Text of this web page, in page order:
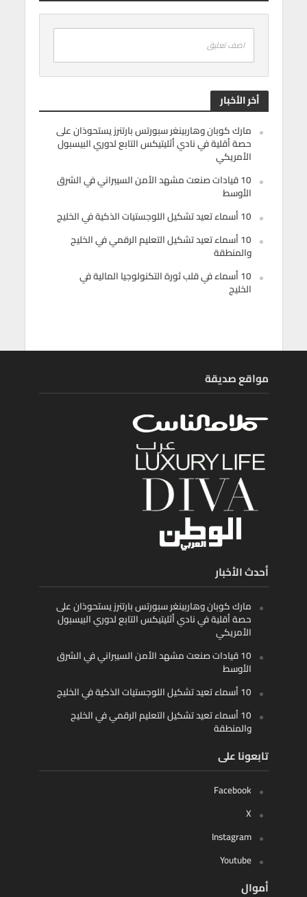
اضف تعليق
أخر الأخبار
مارك كوبان وهاربينغر سبورتس بارتنرز يستحوذان على
حصة أقلية في نادي أثليتيكس التابع لدوري البيسبول
الأمريكي
10 قيادات صنعت مشهد الأمن السيبراني في الشرق
الأوسط
10 أسماء تعيد تشكيل اللوجستيات الذكية في الخليج
10 أسماء تعيد تشكيل التعليم الرقمي في الخليج
والمنطقة
10 أسماء في قلب ثورة التكنولوجيا المالية في
الخليج
مواقع صديقة
أحدث الأخبار
مارك كوبان وهاربينغر سبورتس بارتنرز يستحوذان على
حصة أقلية في نادي أثليتيكس التابع لدوري البيسبول
الأمريكي
10 قيادات صنعت مشهد الأمن السيبراني في الشرق
الأوسط
10 أسماء تعيد تشكيل اللوجستيات الذكية في الخليج
10 أسماء تعيد تشكيل التعليم الرقمي في الخليج
والمنطقة
تابعونا على
Facebook
X
Instagram
Youtube
أموال